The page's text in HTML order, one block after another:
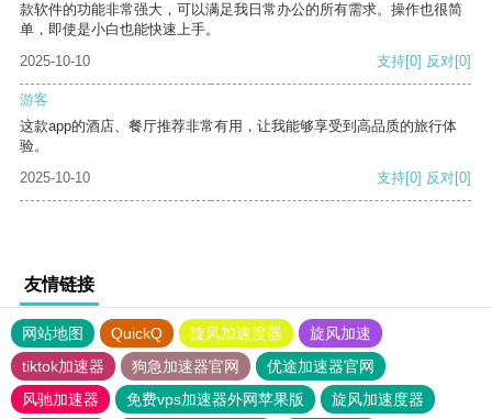
款软件的功能非常强大，可以满足我日常办公的所有需求。操作也很简
单，即使是小白也能快速上手。
2025-10-10
支持[0] 反对[0]
游客
这款app的酒店、餐厅推荐非常有用，让我能够享受到高品质的旅行体
验。
2025-10-10
支持[0] 反对[0]
友情链接
网站地图 QuickQ 旋风加速度器
旋风加速
tiktok加速器
狗急加速器官网
优途加速器官网
风驰加速器
免费vps加速器外网苹果版 旋风加速度器